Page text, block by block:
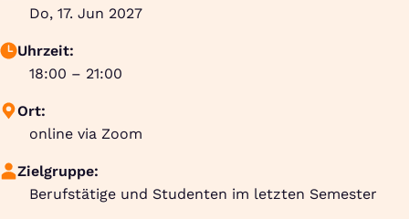
Do, 17. Jun 2027
Uhrzeit:
18:00 – 21:00
Ort:
online via Zoom
Zielgruppe:
Berufstätige und Studenten im letzten Semester